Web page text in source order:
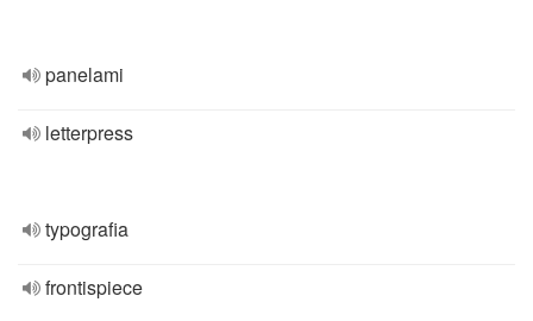
panelami
letterpress
typografia
frontispiece